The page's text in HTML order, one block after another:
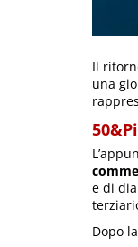
Il
una
e di
Dopo